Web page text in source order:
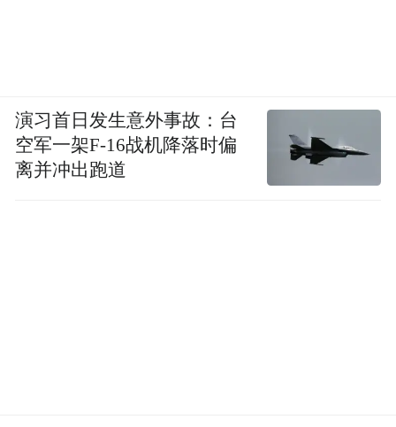
演习首日发生意外事故：台
空军一架F-16战机降落时偏
离并冲出跑道